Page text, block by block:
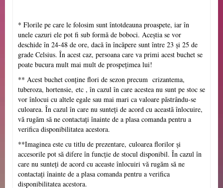
* Florile pe care le folosim sunt întotdeauna proaspete, iar în
unele cazuri ele pot fi sub formă de boboci. Aceștia se vor
deschide în 24-48 de ore, dacă în încăpere sunt între 23 și 25 de
grade Celsius. În acest caz, persoana care va primi acest buchet se
poate bucura mult mai mult de prospețimea lui!
** Acest buchet conține flori de sezon precum crizantema,
tuberoza, hortensie, etc , în cazul în care acestea nu sunt pe stoc se
vor înlocui cu altele egale sau mai mari ca valoare păstrându-se
culoarea. În cazul în care nu sunteți de acord cu această înlocuire,
vă rugăm să ne contactați înainte de a plasa comanda pentru a
verifica disponibilitatea acestora.
**Imaginea este cu titlu de prezentare, culoarea florilor și
accesorile pot să difere în funcție de stocul disponibil. În cazul în
care nu sunteți de acord cu aceaste înlocuiri vă rugăm să ne
contactați înainte de a plasa comanda pentru a verifica
disponibilitatea acestora.